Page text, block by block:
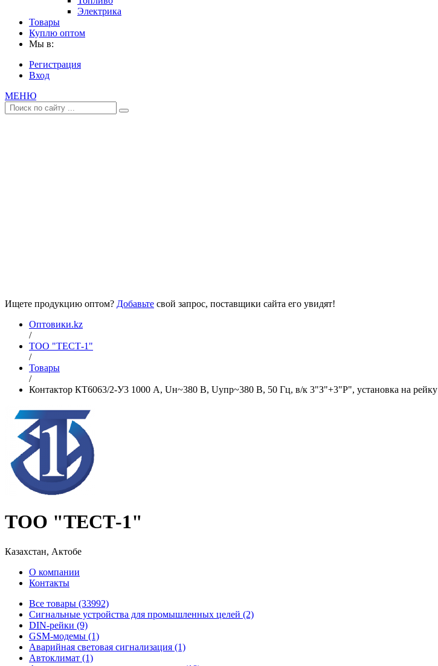
Электрика
Товары
Куплю оптом
Мы в:
Регистрация
Вход
МЕНЮ
Ищете продукцию оптом? Добавьте свой запрос, поставщики сайта его увидят!
Оптовики.kz
/
ТОО "ТЕСТ-1"
/
Товары
/
Контактор КТ6063/2-У3 1000 А, Uн~380 В, Uупр~380 В, 50 Гц, в/к 3"З"+3"Р", установка на рейку
ТОО "ТЕСТ-1"
Казахстан, Актобе
О компании
Контакты
Все товары (33992)
Cигнальные устройства для промышленных целей (2)
DIN-рейки (9)
GSM-модемы (1)
Аварийная световая сигнализация (1)
Автоклимат (1)